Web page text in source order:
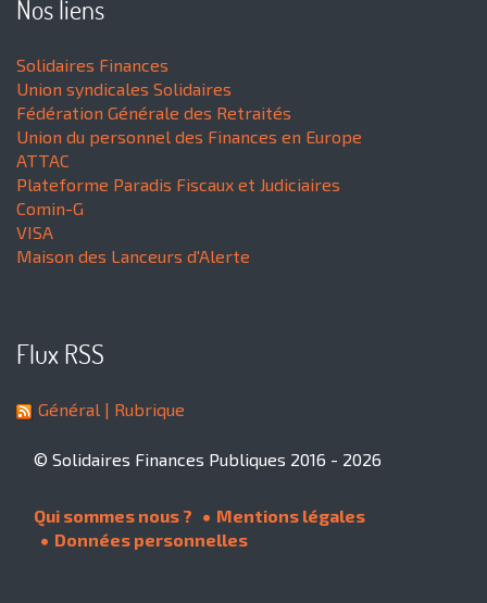
Nos liens
Solidaires Finances
Union syndicales Solidaires
Fédération Générale des Retraités
Union du personnel des Finances en Europe
ATTAC
Plateforme Paradis Fiscaux et Judiciaires
Comin-G
VISA
Maison des Lanceurs d'Alerte
Flux RSS
Général | Rubrique
© Solidaires Finances Publiques 2016 - 2026
Qui sommes nous ?
Mentions légales
Données personnelles